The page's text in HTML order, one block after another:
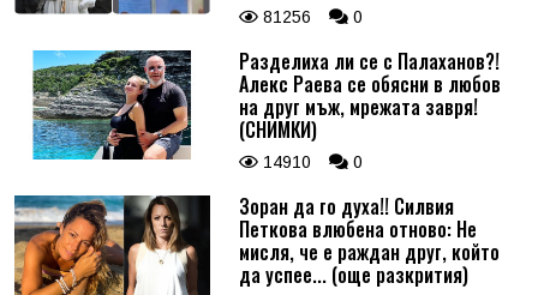
81256 0
Разделиха ли се с Палаханов?!
Алекс Раева се обясни в любов
на друг мъж, мрежата завря!
(СНИМКИ)
14910 0
Зоран да го духа!! Силвия
Петкова влюбена отново: Не
мисля, че е раждан друг, който
да успее... (още разкрития)